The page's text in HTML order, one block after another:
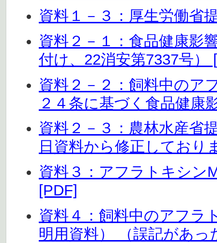
資料１－３：厚生労働省
資料２－１：食品健康影
付け、22消安第7337号）
資料２－２：飼料中のア
２４条に基づく食品健康
資料２－３：農林水産省
日資料から修正しており
資料３：アフラトキシン
[PDF]
資料４：飼料中のアフラ
明用資料） （誤記があ